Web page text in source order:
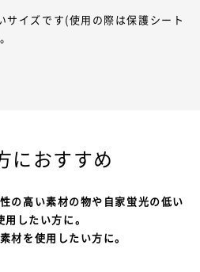
サイズです(使用の際は保護シート
におすすめ
の高い素材の物や自家蛍光の低い
したい方に。
材を使用したい方に。